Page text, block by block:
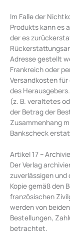
Im Falle der
Produkts kann es
der es
Adresse gestellt
Frankreich oder
Versandkosten für
des
(z. B. veraltetes
der Betrag der
Zusammenhang
Bankscheck
Artikel 17 –
Der Verlag
zuverlässigen
Kopie gemäß den
französischen
werden von
Bestellungen,
betrachtet.